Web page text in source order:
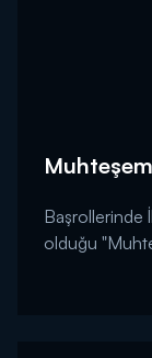
Başrollerinde
olduğu